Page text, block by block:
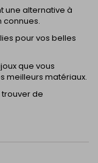
une alternative à
connues.
pour vos belles
que vous
meilleurs matériaux.
de